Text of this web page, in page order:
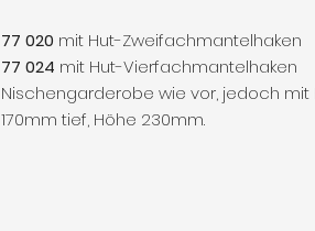
77 020 mit Hut-Zweifachmantelhaken
77 024 mit Hut-Vierfachmantelhaken
Nischengarderobe wie vor, jedoch mit
170mm tief, Höhe 230mm.